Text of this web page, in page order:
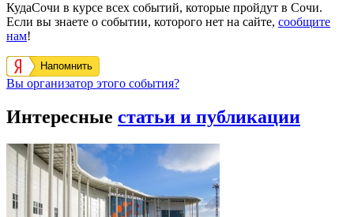
КудаСочи в курсе всех событий, которые пройдут в Сочи.
Если вы знаете о событии, которого нет на сайте, сообщите
нам!
Напомнить
Вы организатор этого события?
Интересные статьи и публикации